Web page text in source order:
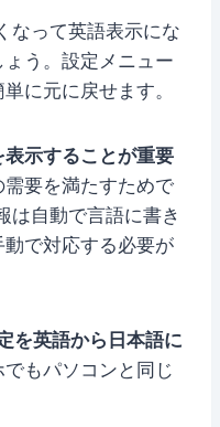
なって英語表示にな
う。設定メニュー
に元に戻せます。
示することが重要
要を満たすためで
は自動で言語に書き
で対応する必要が
を英語から日本語に
でもパソコンと同じ